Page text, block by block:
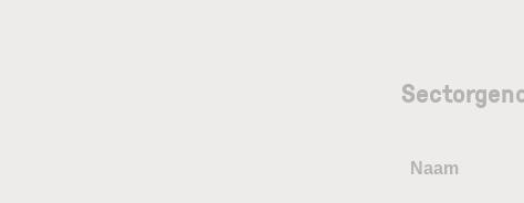
Naam